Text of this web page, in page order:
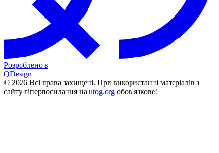
Розроблено в
QDesign
© 2026 Всі права захищені. При використанні матеріалів з
сайту гіперпосилання на utog.org обов'язкове!